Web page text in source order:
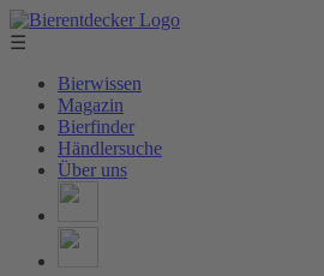
☰
Bierwissen
Magazin
Bierfinder
Händlersuche
Über uns